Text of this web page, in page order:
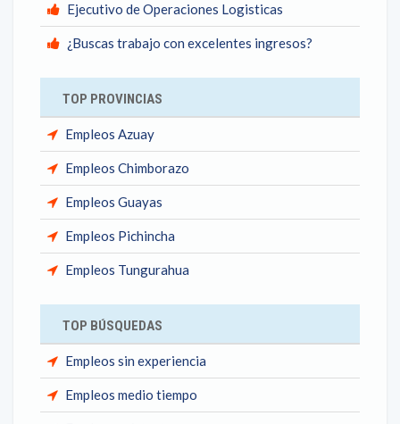
Ejecutivo de Operaciones Logisticas
¿Buscas trabajo con excelentes ingresos?
TOP PROVINCIAS
Empleos Azuay
Empleos Chimborazo
Empleos Guayas
Empleos Pichincha
Empleos Tungurahua
TOP BÚSQUEDAS
Empleos sin experiencia
Empleos medio tiempo